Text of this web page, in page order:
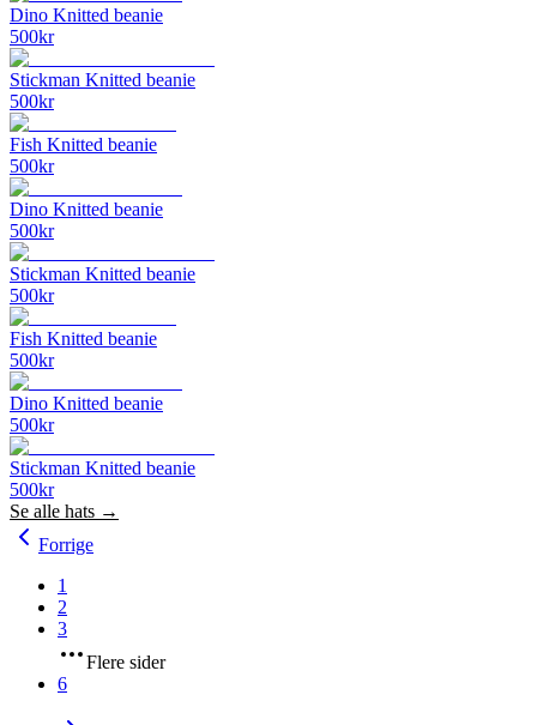
Dino Knitted beanie
500kr
Stickman Knitted beanie
500kr
Fish Knitted beanie
500kr
Dino Knitted beanie
500kr
Stickman Knitted beanie
500kr
Fish Knitted beanie
500kr
Dino Knitted beanie
500kr
Stickman Knitted beanie
500kr
Se alle hats →
Forrige
1
2
3
Flere sider
6